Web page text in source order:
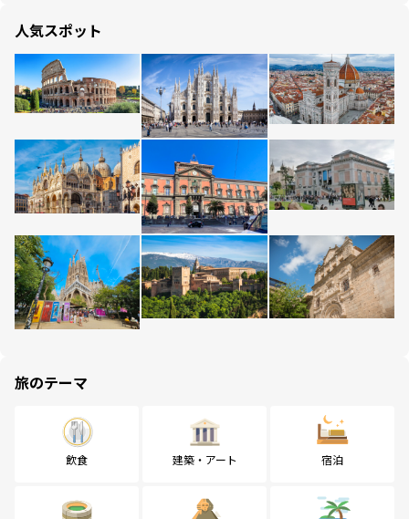
人気スポット
旅のテーマ
飲食 建築・アート 宿泊